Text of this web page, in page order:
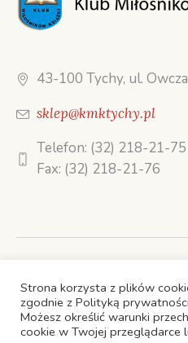
43-100 Tychy, ul.
sklep@kmktychy.pl
Telefon: (32) 218-21-75
Fax: (32) 218-21-76
STRONA
OFERTA
O FIRMIE
Strona korzysta z plików
zgodnie z Polityką
Możesz określić warunki
cookie w Twojej przeglądarce